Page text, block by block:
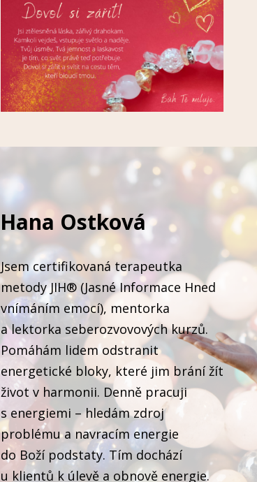
Hana Ostková
Jsem certifikovaná terapeutka
metody JIH® (Jasné Informace Hned
vnímáním emocí), mentorka
a lektorka seberozvovových kurzů.
Pomáhám lidem odstranit
energetické bloky, které jim brání žít
život v harmonii. Denně pracuji
s energiemi – hledám zdroj
problému a navracím energie
do Boží podstaty. Tím dochází
u klientů k úlevě a obnově energie.